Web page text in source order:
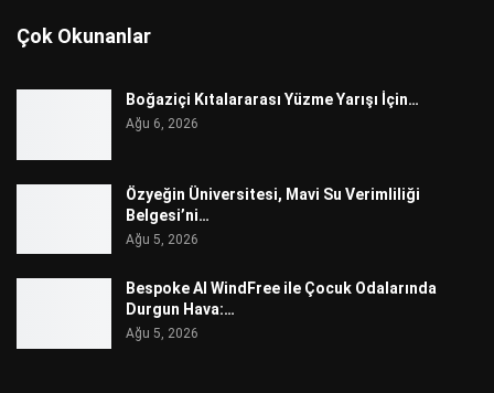
Çok Okunanlar
Boğaziçi Kıtalararası Yüzme Yarışı İçin…
Ağu 6, 2026
Özyeğin Üniversitesi, Mavi Su Verimliliği
Belgesi’ni…
Ağu 5, 2026
Bespoke AI WindFree ile Çocuk Odalarında
Durgun Hava:…
Ağu 5, 2026